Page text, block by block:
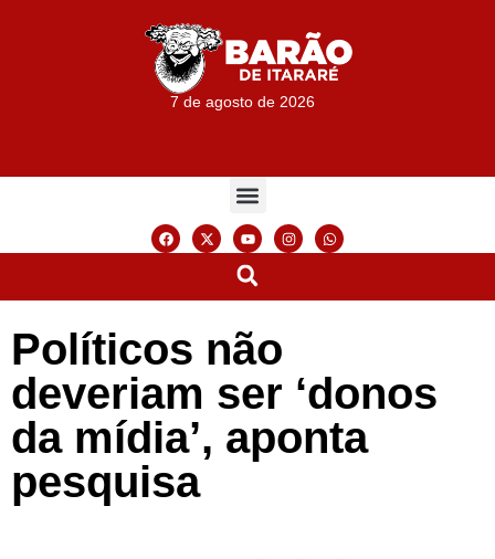
7 de agosto de 2026
Políticos não
deveriam ser ‘donos
da mídia’, aponta
pesquisa